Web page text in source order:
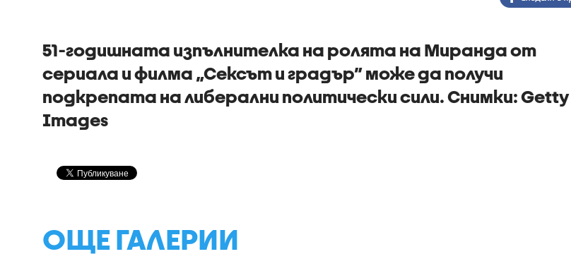
51-годишната изпълнителка на ролята на Миранда от
сериала и филма „Сексът и градър” може да получи
подкрепата на либерални политически сили. Снимки: Getty
Images
ОЩЕ ГАЛЕРИИ